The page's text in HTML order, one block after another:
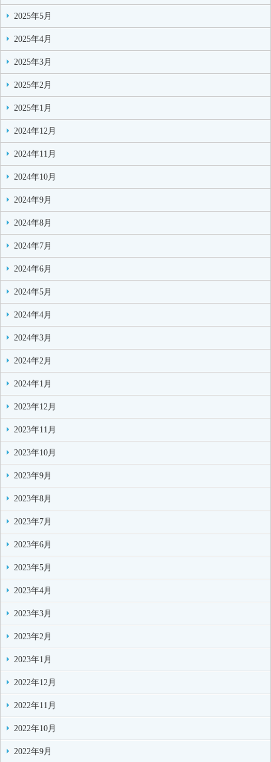
2025年5月
2025年4月
2025年3月
2025年2月
2025年1月
2024年12月
2024年11月
2024年10月
2024年9月
2024年8月
2024年7月
2024年6月
2024年5月
2024年4月
2024年3月
2024年2月
2024年1月
2023年12月
2023年11月
2023年10月
2023年9月
2023年8月
2023年7月
2023年6月
2023年5月
2023年4月
2023年3月
2023年2月
2023年1月
2022年12月
2022年11月
2022年10月
2022年9月